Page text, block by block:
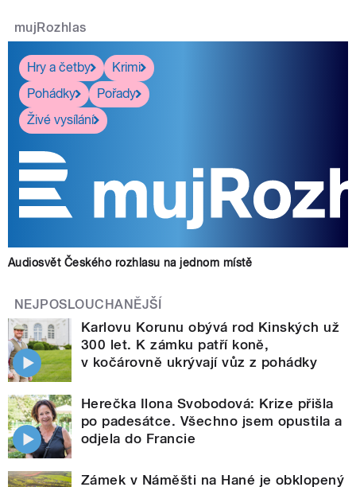
mujRozhlas
Hry a četby
Krimi
Pohádky
Pořady
Živé vysílání
Audiosvět Českého rozhlasu na jednom místě
NEJPOSLOUCHANĚJŠÍ
Karlovu Korunu obývá rod Kinských už
300 let. K zámku patří koně,
v kočárovně ukrývají vůz z pohádky
Herečka Ilona Svobodová: Krize přišla
po padesátce. Všechno jsem opustila a
odjela do Francie
Zámek v Náměšti na Hané je obklopený